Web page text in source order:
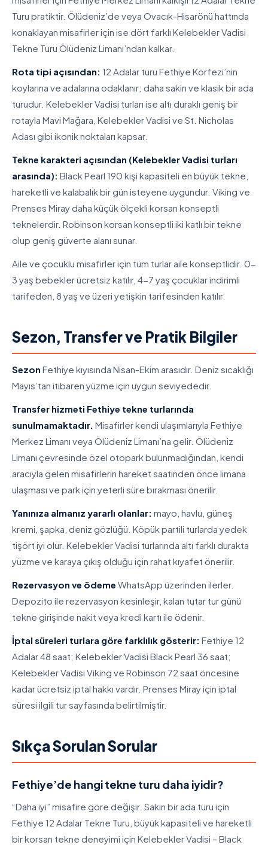
Turu pratiktir. Ölüdeniz’de veya Ovacık-Hisarönü hattında
konaklayan misafirler için ise dört farklı Kelebekler Vadisi
Tekne Turu Ölüdeniz Limanı’ndan kalkar.
Rota tipi açısından: 12 Adalar turu Fethiye Körfezi’nin
koylarına ve adalarına odaklanır; daha sakin ve klasik bir ada
turudur. Kelebekler Vadisi turları ise altı duraklı geniş bir
rotayla Mavi Mağara, Kelebekler Vadisi ve St. Nicholas
Adası gibi ikonik noktaları kapsar.
Tekne karakteri açısından (Kelebekler Vadisi turları
arasında): Black Pearl 190 kişi kapasiteli en büyük tekne,
hareketli ve kalabalık bir gün isteyene uygundur. Viking ve
Prenses Miray daha küçük ölçekli korsan konseptli
teknelerdir. Robinson korsan konseptli iki katlı bir tekne
olup geniş güverte alanı sunar.
Aile ve çocuklu misafirler için tüm turlar aile konseptlidir. 0-
3 yaş bebekler ücretsiz katılır, 4-7 yaş çocuklar indirimli
tarifeden, 8 yaş ve üzeri yetişkin tarifesinden katılır.
Sezon, Transfer ve Pratik Bilgiler
Sezon Fethiye kıyısında Nisan-Ekim arasıdır. Deniz sıcaklığı
Mayıs’tan itibaren yüzme için uygun seviyededir.
Transfer hizmeti Fethiye tekne turlarında
sunulmamaktadır. Misafirler kendi ulaşımlarıyla Fethiye
Merkez Limanı veya Ölüdeniz Limanı’na gelir. Ölüdeniz
Limanı çevresinde özel otopark bulunmadığından, kendi
aracıyla gelen misafirlerin hareket saatinden önce limana
ulaşması ve park için yeterli süre bırakması önerilir.
Yanınıza almanız yararlı olanlar: mayo, havlu, güneş
kremi, şapka, deniz gözlüğü. Köpük partili turlarda yedek
tişört iyi olur. Kelebekler Vadisi turlarında altı farklı durakta
yüzme ve karaya çıkış olduğu için rahat kıyafet önerilir.
Rezervasyon ve ödeme WhatsApp üzerinden ilerler.
Depozito ile rezervasyon kesinleşir, kalan tutar tur günü
tekne girişinde nakit veya kredi kartı ile ödenir.
İptal süreleri turlara göre farklılık gösterir: Fethiye 12
Adalar 48 saat; Kelebekler Vadisi Black Pearl 36 saat;
Kelebekler Vadisi Viking ve Robinson 72 saat öncesine
kadar ücretsiz iptal hakkı vardır. Prenses Miray için iptal
süresi ilgili tur sayfasında belirtilmiştir.
Sıkça Sorulan Sorular
Fethiye’de hangi tekne turu daha iyidir?
“Daha iyi” misafire göre değişir. Sakin bir ada turu için
Fethiye 12 Adalar Tekne Turu, büyük kapasiteli ve hareketli
bir korsan tekne deneyimi için Kelebekler Vadisi – Black